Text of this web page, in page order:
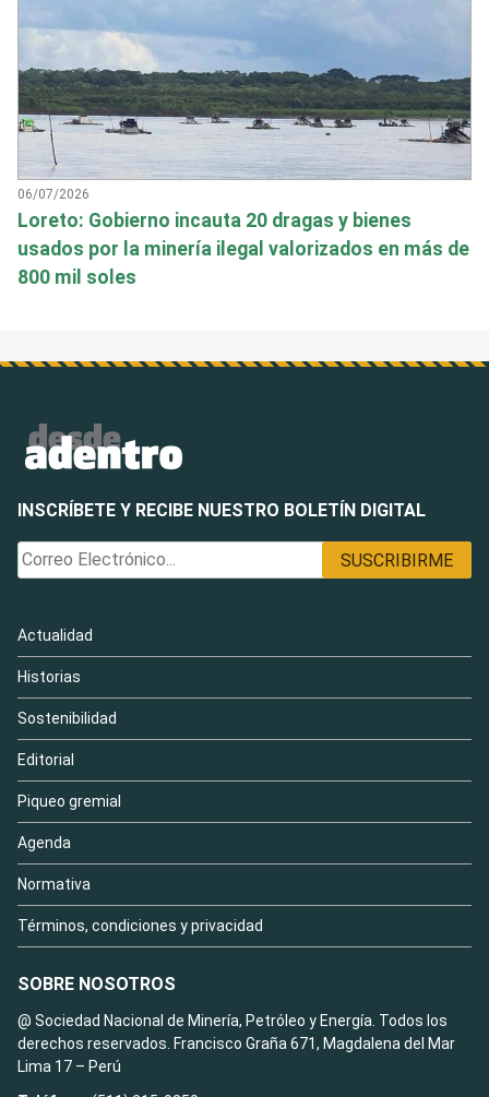
06/07/2026
Loreto: Gobierno incauta 20 dragas y bienes
usados por la minería ilegal valorizados en más de
800 mil soles
INSCRÍBETE Y RECIBE NUESTRO BOLETÍN DIGITAL
Actualidad
Historias
Sostenibilidad
Editorial
Piqueo gremial
Agenda
Normativa
Términos, condiciones y privacidad
SOBRE NOSOTROS
@ Sociedad Nacional de Minería, Petróleo y Energía. Todos los
derechos reservados. Francisco Graña 671, Magdalena del Mar
Lima 17 – Perú